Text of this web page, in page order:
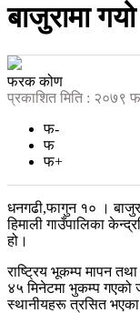
बाजुरामा
फरक कोण
प्रकाशित मिति : २०७९
फ-
फ
फ+
धनगढी,फागुन १० ।
हिमाली गाउँपालिका
हो।
राष्ट्रिय भूकम्प मापन
४५ मिनेटमा भुकम्प गएको
स्थानीयहरू त्रसित